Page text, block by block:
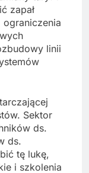
zapał
linii
Sektor
ds.
ds.
tę lukę,
i szkolenia